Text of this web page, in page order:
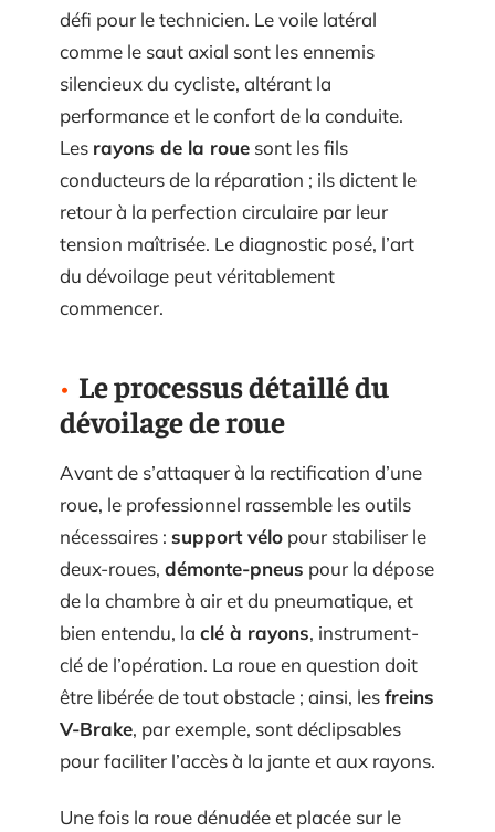
défi pour le technicien. Le voile latéral
comme le saut axial sont les ennemis
silencieux du cycliste, altérant la
performance et le confort de la conduite.
Les rayons de la roue sont les fils
conducteurs de la réparation ; ils dictent le
retour à la perfection circulaire par leur
tension maîtrisée. Le diagnostic posé, l’art
du dévoilage peut véritablement
commencer.
Le processus détaillé du
dévoilage de roue
Avant de s’attaquer à la rectification d’une
roue, le professionnel rassemble les outils
nécessaires : support vélo pour stabiliser le
deux-roues, démonte-pneus pour la dépose
de la chambre à air et du pneumatique, et
bien entendu, la clé à rayons, instrument-
clé de l’opération. La roue en question doit
être libérée de tout obstacle ; ainsi, lesfreins
V-Brake, par exemple, sont déclipsables
pour faciliter l’accès à la jante et aux rayons.
Une fois la roue dénudée et placée sur le